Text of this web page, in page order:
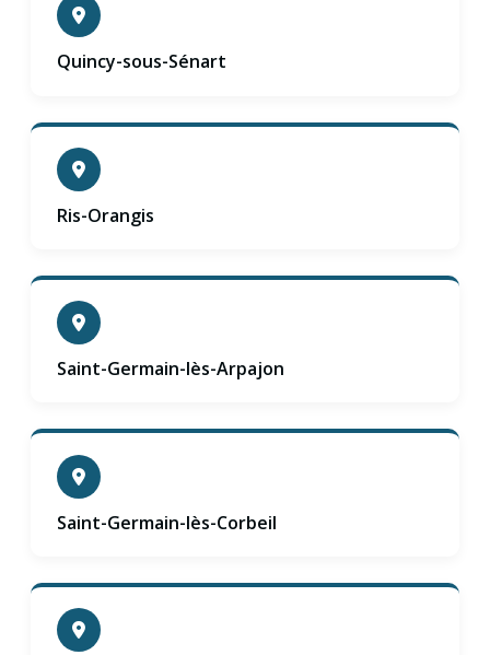
Quincy-sous-Sénart
Ris-Orangis
Saint-Germain-lès-Arpajon
Saint-Germain-lès-Corbeil